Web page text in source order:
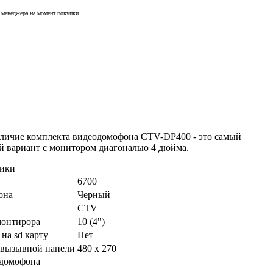
на момент покупки.
комплекта видеодомофона CTV-DP400 - это самый
вариант с монитором диагональю 4 дюйма.
6700
Черный
CTV
10 (4")
sd карту
Нет
панели 480 x 270